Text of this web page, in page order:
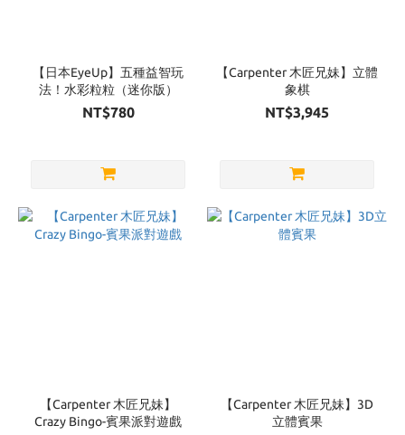
【日本EyeUp】五種益智玩
法！水彩粒粒（迷你版）
NT$780
【Carpenter 木匠兄妹】立體
象棋
NT$3,945
【Carpenter 木匠兄妹】
Crazy Bingo-賓果派對遊戲
【Carpenter 木匠兄妹】3D
立體賓果